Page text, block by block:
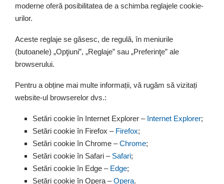
moderne oferă posibilitatea de a schimba reglajele cookie-
urilor.
Aceste reglaje se găsesc, de regulă, în meniurile
(butoanele) „Opţiuni”, „Reglaje” sau „Preferinţe” ale
browserului.
Pentru a obține mai multe informații, vă rugăm să vizitați
website-ul browserelor dvs.:
Setări cookie în Internet Explorer – Internet Explorer;
Setări cookie în Firefox – Firefox;
Setări cookie în Chrome –Chrome;
Setări cookie în Safari – Safari;
Setări cookie în Edge – Edge;
Setări cookie în Opera –Opera.